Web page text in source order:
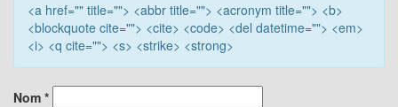
<a href="" title=""> <abbr title=""> <acronym title=""> <b>
<blockquote cite=""> <cite> <code> <del datetime=""> <em>
<i> <q cite=""> <s> <strike> <strong>
Nom *